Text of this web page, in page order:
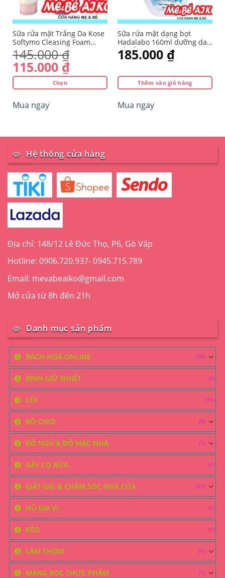
Sữa rửa mặt Trắng Da Kose
Softymo Cleasing Foam
190g
145.000₫
115.000 ₫
Chọn
phẩm
nhiều
thể.
tùy
có
thể
được
trên
sản
phẩm
Mua ngay
Sữa rửa mặt dạng bọt
Hadalabo 160ml dưỡng da,
cấp ẩm
185.000 ₫
Thêm vào giỏ hàng
Mua ngay
Hệ thống cửa hàng
Địa chỉ: 148/12 Lê Đức Thọ, P6, Gò Vấp
Hotline: 0906.720.937- 0945.715.789
Email: mevabeaiko@gmail.com
Mở cửa từ 8h đến 21h
Danh mục sản phẩm
BÁCH HOÁ ONLINE (10)
BÌNH GIỮ NHIỆT (2)
CŨI (10)
ĐỒ CHƠI (3)
ĐỒ NGỦ & ĐỒ MẶC NHÀ (1)
GẬY CỌ RỬA (1)
GIẶT GIŨ & CHĂM SÓC NHÀ CỬA (27)
HŨ GIA VỊ (1)
KÉO (1)
LÀM THƠM (1)
MÀNG BỌC THỰC PHẨM (1)